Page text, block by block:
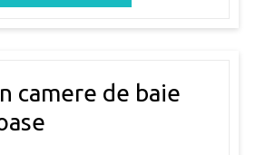
camere de baie